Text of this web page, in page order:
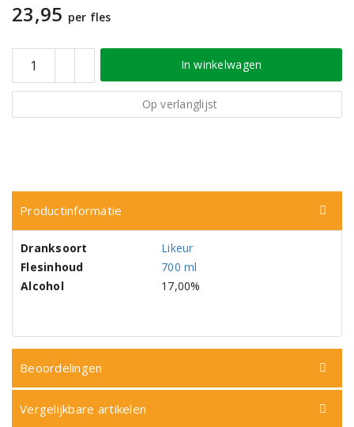
23,95 per fles
In winkelwagen
Op verlanglijst
Productinformatie
Dranksoort
Likeur
Flesinhoud
700 ml
Alcohol
17,00%
Beoordelingen
Vergelijkbare artikelen